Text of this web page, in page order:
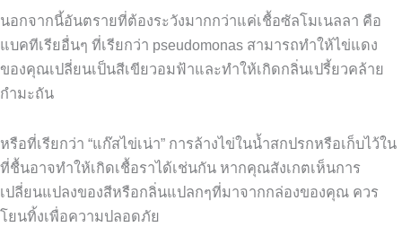
นอกจากนี้อันตรายที่ต้องระวังมากกว่าแค่เชื้อซัลโมเนลลา คือ
แบคทีเรียอื่นๆ ที่เรียกว่า pseudomonas สามารถทำให้ไข่แดง
ของคุณเปลี่ยนเป็นสีเขียวอมฟ้าและทำให้เกิดกลิ่นเปรี้ยวคล้าย
กำมะถัน
หรือที่เรียกว่า “แก๊สไข่เน่า” การล้างไข่ในน้ำสกปรกหรือเก็บไว้ใน
ที่ชื้นอาจทำให้เกิดเชื้อราได้เช่นกัน หากคุณสังเกตเห็นการ
เปลี่ยนแปลงของสีหรือกลิ่นแปลกๆที่มาจากกล่องของคุณ ควร
โยนทิ้งเพื่อความปลอดภัย